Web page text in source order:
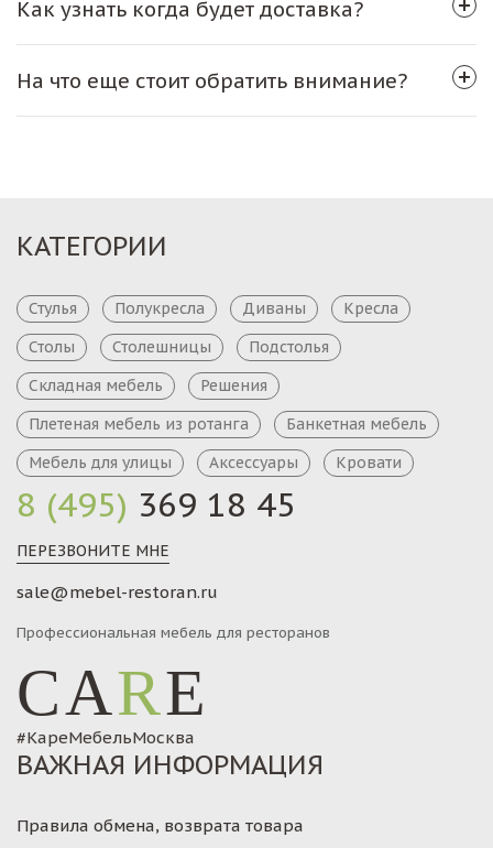
Как узнать когда будет доставка?
На что еще стоит обратить внимание?
8 (495) 369 18 45
ПЕРЕЗВОНИТЕ МНЕ
sale@mebel-restoran.ru
Профессиональная мебель для ресторанов
CARE
#КареМебельМосква
КАТЕГОРИИ
Стулья Полукресла Диваны
Кресла
Столы
Столешницы
Подстолья
Складная мебель
Решения
Плетеная мебель из ротанга
Банкетная мебель
Мебель для улицы
Аксессуары Кровати
ВАЖНАЯ ИНФОРМАЦИЯ
Правила обмена, возврата товара